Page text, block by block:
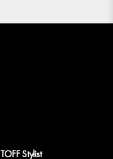
TOFF Stylist